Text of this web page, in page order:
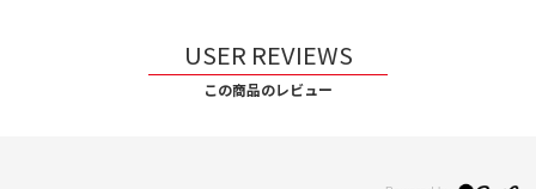
USER REVIEWS
この商品のレビュー